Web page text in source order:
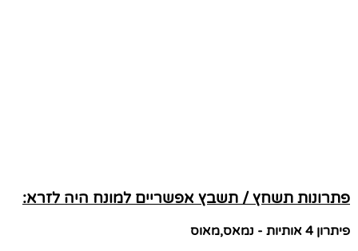
פתרונות תשחץ / תשבץ אפשריים למונח היה לזרא:
פיתרון 4 אותיות - נמאס,מאוס